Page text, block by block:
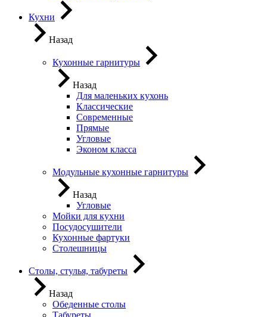
Кухни
Назад
Кухонные гарнитуры
Назад
Для маленьких кухонь
Классические
Современные
Прямые
Угловые
Эконом класса
Модульные кухонные гарнитуры
Назад
Угловые
Мойки для кухни
Посудосушители
Кухонные фартуки
Столешницы
Столы, стулья, табуреты
Назад
Обеденные столы
Табуреты